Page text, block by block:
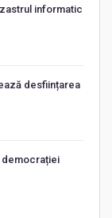
informatic
desființarea
democrației